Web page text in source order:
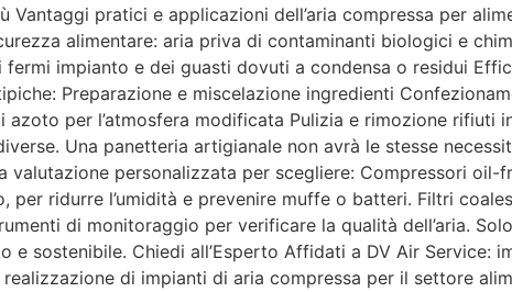
Vantaggi pratici e applicazioni dell’aria compressa per
alimentare: aria priva di contaminanti biologici e
fermi impianto e dei guasti dovuti a condensa o residui
Preparazione e miscelazione ingredienti
azoto per l’atmosfera modificata Pulizia e rimozione
Una panetteria artigianale non avrà le stesse
valutazione personalizzata per scegliere: Compressori
per ridurre l’umidità e prevenire muffe o batteri. Filtri
di monitoraggio per verificare la qualità dell’aria.
e sostenibile. Chiedi all’Esperto Affidati a DV Air Service:
di impianti di aria compressa per il settore